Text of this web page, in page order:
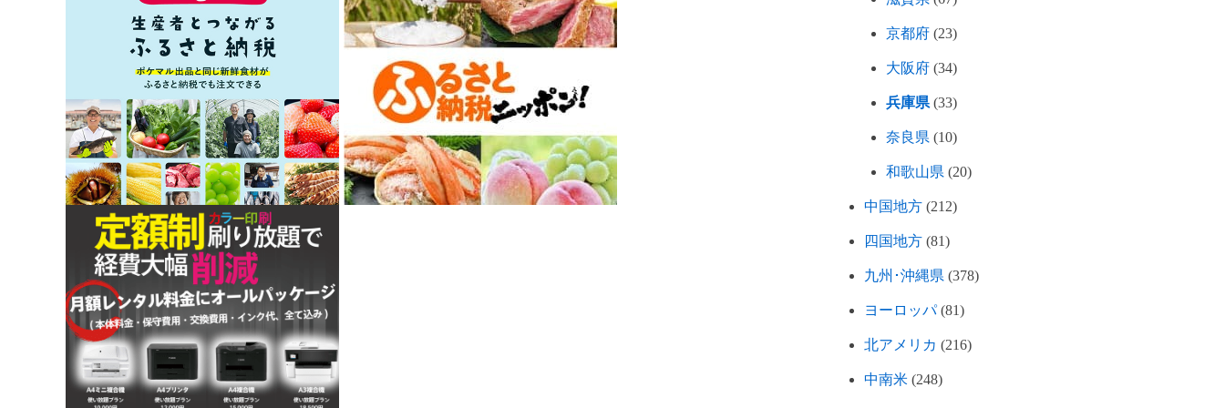
京都府 (23)
大阪府 (34)
兵庫県 (33)
奈良県 (10)
和歌山県 (20)
中国地方 (212)
四国地方 (81)
九州･沖縄県 (378)
ヨーロッパ(81)
北アメリカ (216)
中南米 (248)